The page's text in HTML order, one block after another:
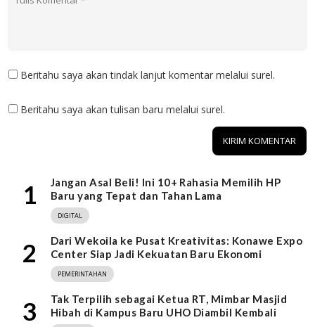
Beritahu saya akan tindak lanjut komentar melalui surel.
Beritahu saya akan tulisan baru melalui surel.
1
Jangan Asal Beli! Ini 10+ Rahasia Memilih HP
Baru yang Tepat dan Tahan Lama
DIGITAL
2
Dari Wekoila ke Pusat Kreativitas: Konawe Expo
Center Siap Jadi Kekuatan Baru Ekonomi
PEMERINTAHAN
3
Tak Terpilih sebagai Ketua RT, Mimbar Masjid
Hibah di Kampus Baru UHO Diambil Kembali